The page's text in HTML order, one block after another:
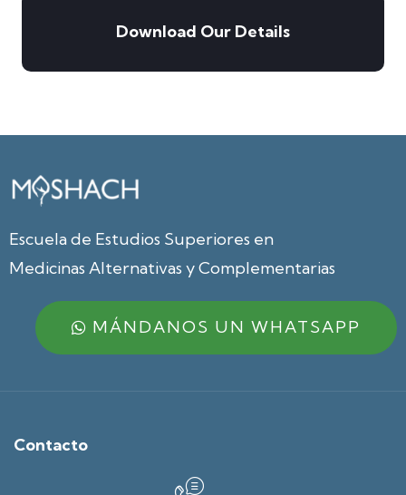
Download Our Details
Escuela de Estudios Superiores en
Medicinas Alternativas y Complementarias
MÁNDANOS UN WHATSAPP
Contacto